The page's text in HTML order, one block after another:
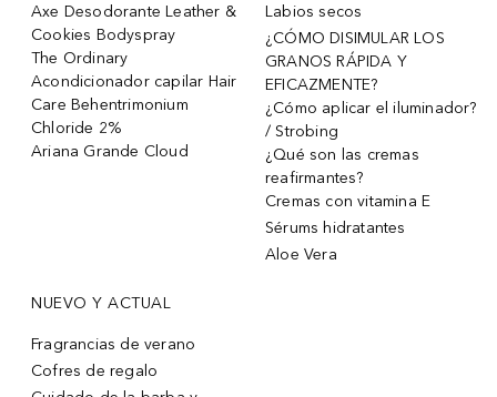
Axe Desodorante Leather &
Cookies Bodyspray
The Ordinary
Acondicionador capilar Hair
Care Behentrimonium
Chloride 2%
Ariana Grande Cloud
Labios secos
¿CÓMO DISIMULAR LOS
GRANOS RÁPIDA Y
EFICAZMENTE?
¿Cómo aplicar el iluminador?
/ Strobing
¿Qué son las cremas
reafirmantes?
Cremas con vitamina E
Sérums hidratantes
Aloe Vera
NUEVO Y ACTUAL
Fragrancias de verano
Cofres de regalo